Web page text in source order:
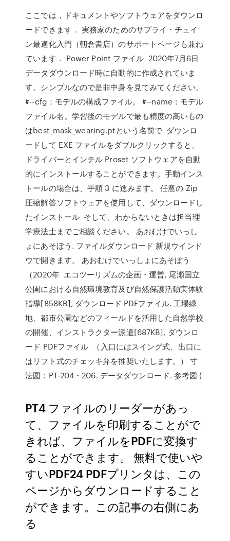
ここでは，ドキュメントやソフトウェアをダウンロ
ードできます． 実務家のためのサプライ・チェイ
ン最適化入門（朝倉書店）のサポートページも兼ね
ています． Power Point ファイル 2020年7月6日
データダウンロード時に自動的に作成されていま
す。シンプルなので是非中身を見てみてください。
#--cfg：モデルの構成ファイル。 #--name：モデル
ファイル名。学習後のモデルで最も精度の高いもの
はbest_mask_wearing.ptという名前で ダウンロ
ードして EXE ファイルをダブルクリックすると、
ドライバーとインテル Proset ソフトウェアを自動
的にインストールすることができます。手動インス
トールの場合は、手順 3 に進みます。 任意の Zip
圧縮解答ソフトウェアを使用して、ダウンロードし
たインストール そして、わからないときは担当理
学療法士までご相談ください。 あおむけでいっし
ょにあそぼう. ファイルダウンロード 新規ウインド
ウで開きます。 あおむけでいっしょにあそぼう
（2020年 エコツーリズムの企画・運営, 尾瀬国立
公園における自然環境教育及び自然保護活動実体験
指導[858KB], ダウンロード PDFファイル. 工場緑
地、都市公園などのフィールドを活用した自然学校
の開催、インストラクター派遣[687KB], ダウンロ
ード PDFファイル （入口にはスイング式、出口に
はリフト式のチェッキ弁を推奨いたします。） 寸
法図：PT-204・206. データダウンロード. 参考図 (
PT4 ファイルのリーダーがあっ
て、ファイルを印刷することがで
きれば、ファイルをPDFに変換す
ることができます。 無料で使いや
すいPDF24 PDFプリンタは、この
ページからダウンロードすること
ができます。この記事の右側にあ
る